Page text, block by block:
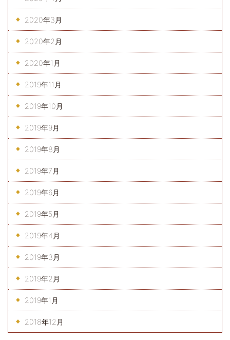
2020年3月
2020年2月
2020年1月
2019年11月
2019年10月
2019年9月
2019年8月
2019年7月
2019年6月
2019年5月
2019年4月
2019年3月
2019年2月
2019年1月
2018年12月